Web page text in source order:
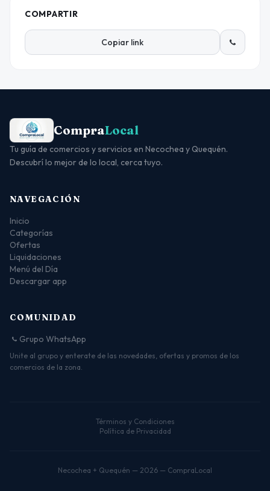
COMPARTIR
Copiar link
CompraLocal
Tu guía de comercios y servicios en Necochea y Quequén.
Descubrí lo mejor de lo local, cerca tuyo.
NAVEGACIÓN
Inicio
Categorías
Ofertas
Liquidaciones
Menú del Día
Descargar app
COMUNIDAD
Grupo WhatsApp
Unite al grupo y enterate de las novedades, ofertas y promos de los
comercios de la zona.
Términos y Condiciones
Política de Privacidad
Necochea + Quequén — 2026 — CompraLocal